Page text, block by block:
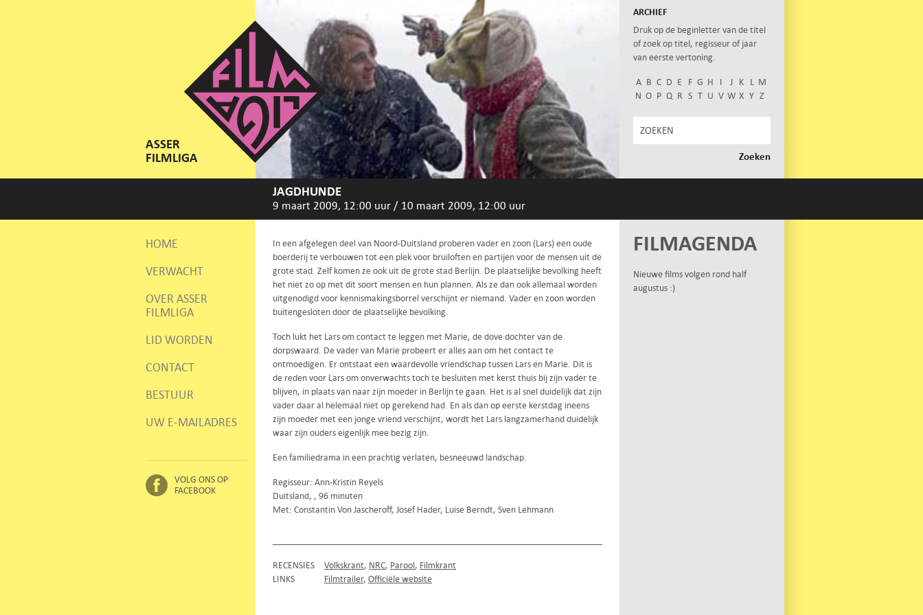
ASSER
FILMLIGA
ARCHIEF
Druk op de beginletter van de titel
of zoek op titel, regisseur of jaar
van eerste vertoning.
A B C D E F G H I J K L M
N O P Q R S T U V W X Y Z
JAGDHUNDE
9 maart 2009, 12:00 uur / 10 maart 2009, 12:00 uur
HOME
VERWACHT
OVER ASSER
FILMLIGA
LID WORDEN
CONTACT
BESTUUR
UW E-MAILADRES
VOLG ONS OP
FACEBOOK
In een afgelegen deel van Noord-Duitsland proberen vader en zoon (Lars) een oude
boerderij te verbouwen tot een plek voor bruiloften en partijen voor de mensen uit de
grote stad. Zelf komen ze ook uit de grote stad Berlijn. De plaatselijke bevolking heeft
het niet zo op met dit soort mensen en hun plannen. Als ze dan ook allemaal worden
uitgenodigd voor kennismakingsborrel verschijnt er niemand. Vader en zoon worden
buitengesloten door de plaatselijke bevolking.
Toch lukt het Lars om contact te leggen met Marie, de dove dochter van de
dorpswaard. De vader van Marie probeert er alles aan om het contact te
ontmoedigen. Er ontstaat een waardevolle vriendschap tussen Lars en Marie. Dit is
de reden voor Lars om onverwachts toch te besluiten met kerst thuis bij zijn vader te
blijven, in plaats van naar zijn moeder in Berlijn te gaan. Het is al snel duidelijk dat zijn
vader daar al helemaal niet op gerekend had. En als dan op eerste kerstdag ineens
zijn moeder met een jonge vriend verschijnt, wordt het Lars langzamerhand duidelijk
waar zijn ouders eigenlijk mee bezig zijn.
Een familiedrama in een prachtig verlaten, besneeuwd landschap.
Regisseur: Ann-Kristin Reyels
Duitsland, , 96 minuten
Met: Constantin Von Jascheroff, Josef Hader, Luise Berndt, Sven Lehmann
RECENSIES Volkskrant NRC Parool Filmkrant
LINKS
Filmtrailer Officiële website
FILMAGENDA
Nieuwe films volgen rond half
augustus :)